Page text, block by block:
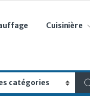
Cuisinière